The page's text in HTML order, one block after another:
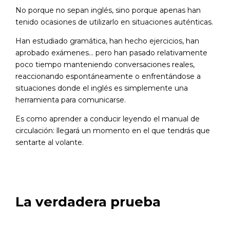
No porque no sepan inglés, sino porque apenas han
tenido ocasiones de utilizarlo en situaciones auténticas.
Han estudiado gramática, han hecho ejercicios, han
aprobado exámenes… pero han pasado relativamente
poco tiempo manteniendo conversaciones reales,
reaccionando espontáneamente o enfrentándose a
situaciones donde el inglés es simplemente una
herramienta para comunicarse.
Es como aprender a conducir leyendo el manual de
circulación: llegará un momento en el que tendrás que
sentarte al volante.
La verdadera prueba